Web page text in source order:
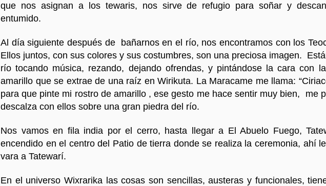
que nos asignan a los tewaris, nos sirve de refugio para soñar y
entumido.
Al día siguiente después de bañarnos en el río, nos encontramos con los
Ellos juntos, con sus colores y sus costumbres, son una preciosa imagen.
río tocando música, rezando, dejando ofrendas, y pintándose la cara con
amarillo que se extrae de una raíz en Wirikuta. La Maracame me llama:
para que pinte mi rostro de amarillo , ese gesto me hace sentir muy bien, me
descalza con ellos sobre una gran piedra del río.
Nos vamos en fila india por el cerro, hasta llegar a El Abuelo Fuego,
encendido en el centro del Patio de tierra donde se realiza la ceremonia, ahí
vara a Tatewarí.
En el universo Wixrarika las cosas son sencillas, austeras y funcionales,
Flores del Mayab 4 Flores del Mayab 3 What a wonderful